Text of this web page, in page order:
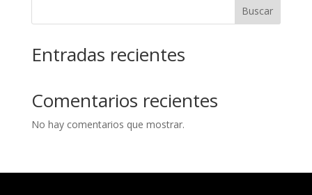
Buscar
Entradas recientes
Comentarios recientes
No hay comentarios que mostrar.